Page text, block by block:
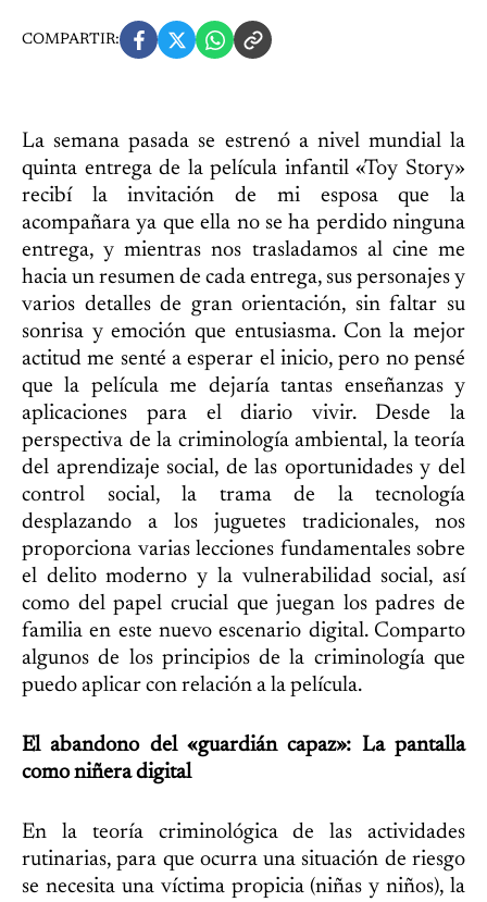
COMPARTIR:
La semana pasada se estrenó a nivel mundial la
quinta entrega de la película infantil «Toy Story»
recibí la invitación de mi esposa que la
acompañara ya que ella no se ha perdido ninguna
entrega, y mientras nos trasladamos al cine me
hacia un resumen de cada entrega, sus personajes y
varios detalles de gran orientación, sin faltar su
sonrisa y emoción que entusiasma. Con la mejor
actitud me senté a esperar el inicio, pero no pensé
que la película me dejaría tantas enseñanzas y
aplicaciones para el diario vivir. Desde la
perspectiva de la criminología ambiental, la teoría
del aprendizaje social, de las oportunidades y del
control social, la trama de la tecnología
desplazando a los juguetes tradicionales, nos
proporciona varias lecciones fundamentales sobre
el delito moderno y la vulnerabilidad social, así
como del papel crucial que juegan los padres de
familia en este nuevo escenario digital. Comparto
algunos de los principios de la criminología que
puedo aplicar con relación a la película.
El abandono del «guardián capaz»: La pantalla
como niñera digital
En la teoría criminológica de las actividades
rutinarias, para que ocurra una situación de riesgo
se necesita una víctima propicia (niñas y niños), la